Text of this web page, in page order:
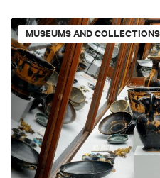
MUSEUMS AND COLLECTIONS